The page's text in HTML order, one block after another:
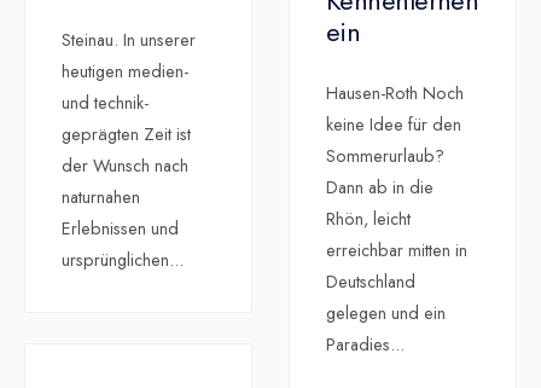
Steinau. In unserer
heutigen medien-
und technik-
geprägten Zeit ist
der Wunsch nach
naturnahen
Erlebnissen und
ursprünglichen...
ein
Hausen-Roth Noch
keine Idee für den
Sommerurlaub?
Dann ab in die
Rhön, leicht
erreichbar mitten in
Deutschland
gelegen und ein
Paradies...